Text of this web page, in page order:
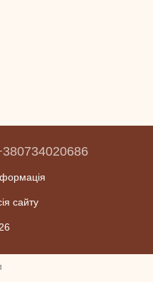
сайту